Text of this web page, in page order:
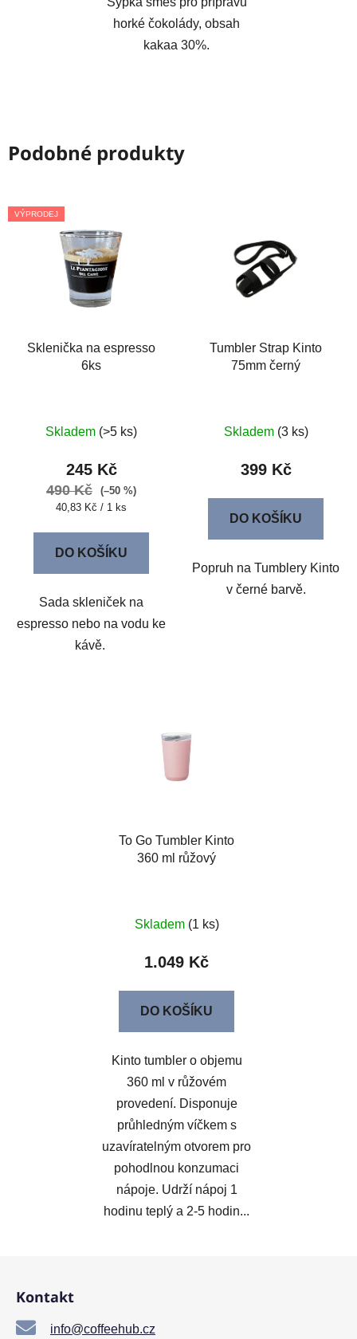
horké čokolády, obsah
kakaa 30%.
Podobné produkty
VÝPRODEJ
Sklenička na espresso
6ks
Skladem (>5 ks)
245 Kč
490 Kč
(–50 %)
Měrná
40,83 Kč / 1 ks
DO KOŠÍKU
Sada skleniček na
espresso nebo na vodu ke
kávě.
Tumbler Strap Kinto
75mm černý
Skladem (3 ks)
399 Kč
DO KOŠÍKU
Popruh na Tumblery Kinto
v černé barvě.
To Go Tumbler Kinto
360 ml růžový
Skladem (1 ks)
1.049 Kč
DO KOŠÍKU
Kinto tumbler o objemu
360 ml v růžovém
provedení. Disponuje
průhledným víčkem s
uzavíratelným otvorem pro
pohodlnou konzumaci
nápoje. Udrží nápoj 1
hodinu teplý a 2-5 hodin...
Kontakt
info@coffeehub.cz